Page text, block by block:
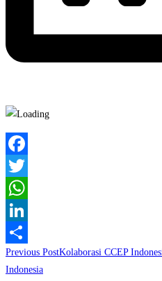
Facebook
Twitter
WhatsApp
LinkedIn
Share
Read
more
Previous PostKolaborasi CCEP
Indonesia